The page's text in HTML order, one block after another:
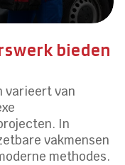
bieden
varieert van
In
vakmensen
methodes.